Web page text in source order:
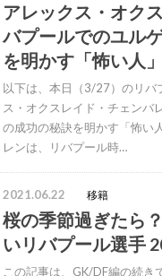
アレックス・オク
バプールでのユル
を明かす「怖い人」
以下は、本日（3/27）のリバ
ス・オクスレイド・チェンバ
の成功の秘訣を明かす「怖い
レンは、リバプール時…
2021.06.22 移籍
桜の季節過ぎたら
いリバプール選手
この記事は、GK/DF編の続き